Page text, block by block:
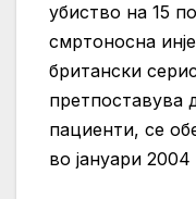
убиство на 15
смртоносна
британски
претпоставува
пациенти, се
во јануари 2004